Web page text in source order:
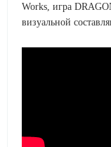
Works, игра
визуальной